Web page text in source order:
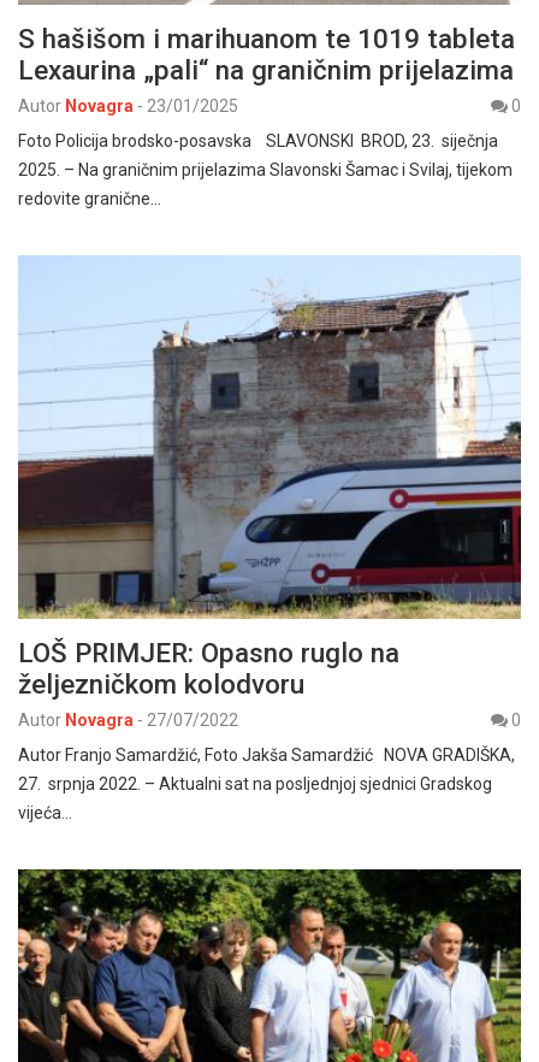
S hašišom i marihuanom te 1019 tableta
Lexaurina „pali“ na graničnim prijelazima
Autor Novagra - 23/01/2025
0
Foto Policija brodsko-posavska SLAVONSKI BROD, 23. siječnja
2025. – Na graničnim prijelazima Slavonski Šamac i Svilaj, tijekom
redovite granične…
LOŠ PRIMJER: Opasno ruglo na
željezničkom kolodvoru
Autor Novagra - 27/07/2022
0
Autor Franjo Samardžić, Foto Jakša Samardžić NOVA GRADIŠKA,
27. srpnja 2022. – Aktualni sat na posljednjoj sjednici Gradskog
vijeća…